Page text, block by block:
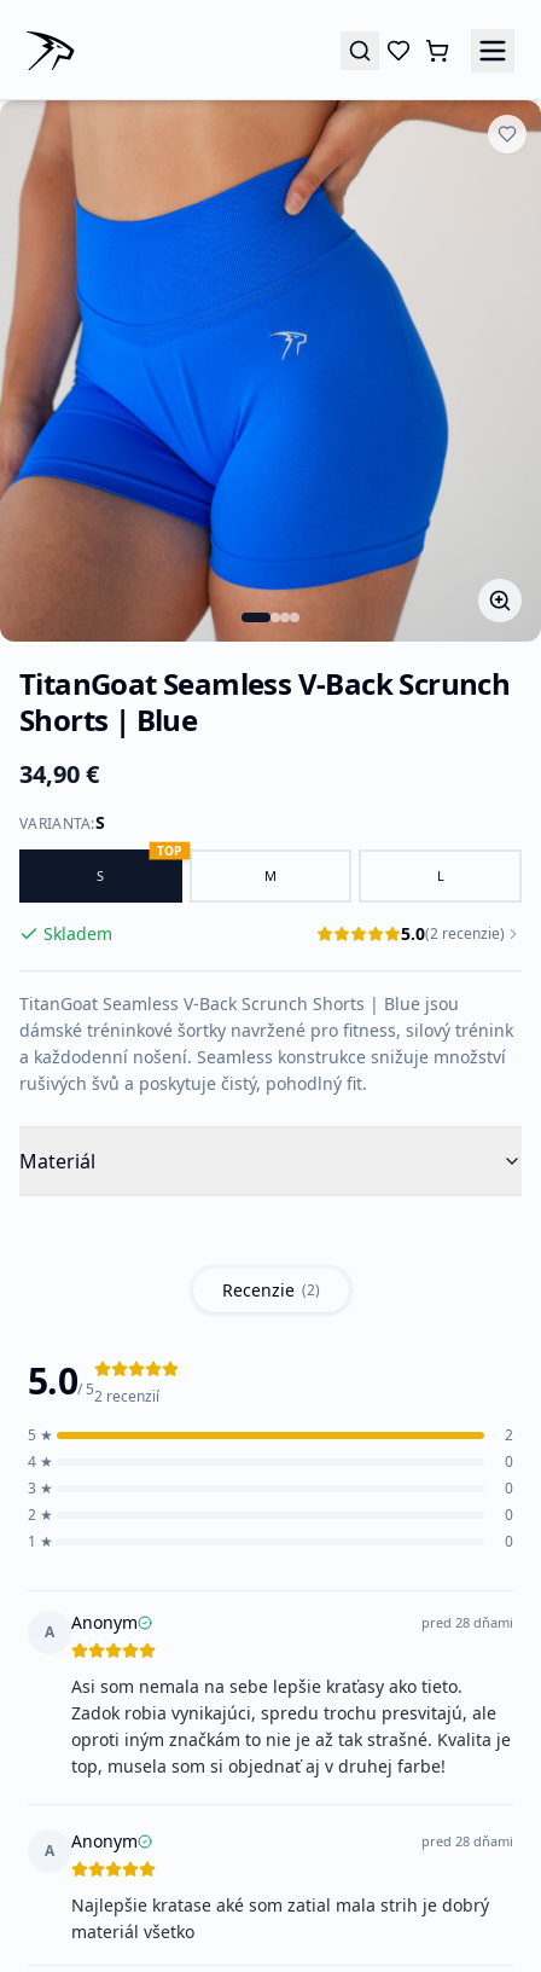
TitanGoat Seamless V-Back Scrunch
Shorts | Blue
34,90 €
VARIANTA:S
S
TOP
M L
Skladem 5.0(2 recenzie)
TitanGoat Seamless V-Back Scrunch Shorts | Blue jsou
dámské tréninkové šortky navržené pro fitness, silový trénink
a každodenní nošení. Seamless konstrukce snižuje množství
rušivých švů a poskytuje čistý, pohodlný fit.
Materiál
Recenzie (2)
5.0/ 52 recenzií
5 ★
2
4 ★
0
3 ★
0
2 ★
0
1 ★ 0
A Anonym pred 28 dňami
Asi som nemala na sebe lepšie kraťasy ako tieto.
Zadok robia vynikajúci, spredu trochu presvitajú, ale
oproti iným značkám to nie je až tak strašné. Kvalita je
top, musela som si objednať aj v druhej farbe!
A Anonym pred 28 dňami
Najlepšie kratase aké som zatial mala strih je dobrý
materiál všetko